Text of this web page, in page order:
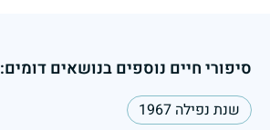
סיפורי חיים נוספים בנושאים דומים:
שנת נפילה 1967